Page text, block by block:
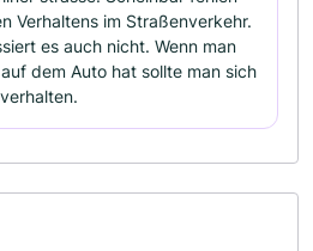
Verhaltens im Straßenverkehr.
es auch nicht. Wenn man
dem Auto hat sollte man sich